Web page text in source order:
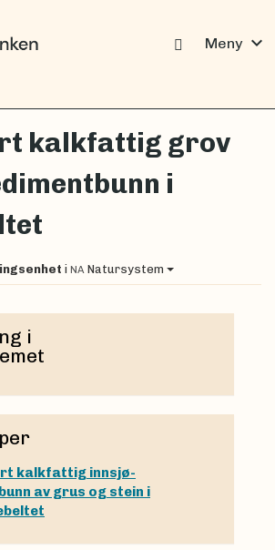
Meny expand_more
kalkfattig grov
i
i NA Natursystem
i
kalkfattig innsjø-
av grus og stein i